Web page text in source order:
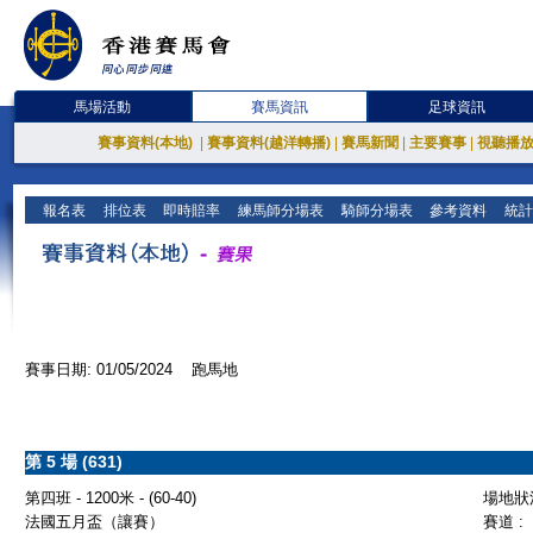
馬場活動 賽馬資訊 足球資訊
賽事資料(本地) 賽事資料(越洋轉播) 賽馬新聞 主要賽事 視聽播
報名表 排位表 即時賠率 練馬師分場表 騎師分場表 參考資料 統
賽事日期: 01/05/2024 跑馬地
第 5 場 (631)
第四班 - 1200米 - (60-40)
場地
法國五月盃（讓賽）
賽道 :